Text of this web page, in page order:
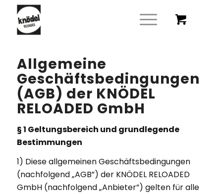
Allgemeine
Geschäftsbedingungen
(AGB) der KNÖDEL
RELOADED GmbH
§ 1 Geltungsbereich und grundlegende
Bestimmungen
1) Diese allgemeinen Geschäftsbedingungen
(nachfolgend „AGB”) der KNÖDEL RELOADED
GmbH (nachfolgend „Anbieter”) gelten für alle